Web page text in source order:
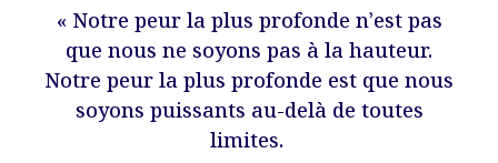
« Notre peur la plus profonde n’est pas
que nous ne soyons pas à la hauteur.
Notre peur la plus profonde est que nous
soyons puissants au-delà de toutes
limites.